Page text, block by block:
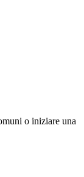
o iniziare una